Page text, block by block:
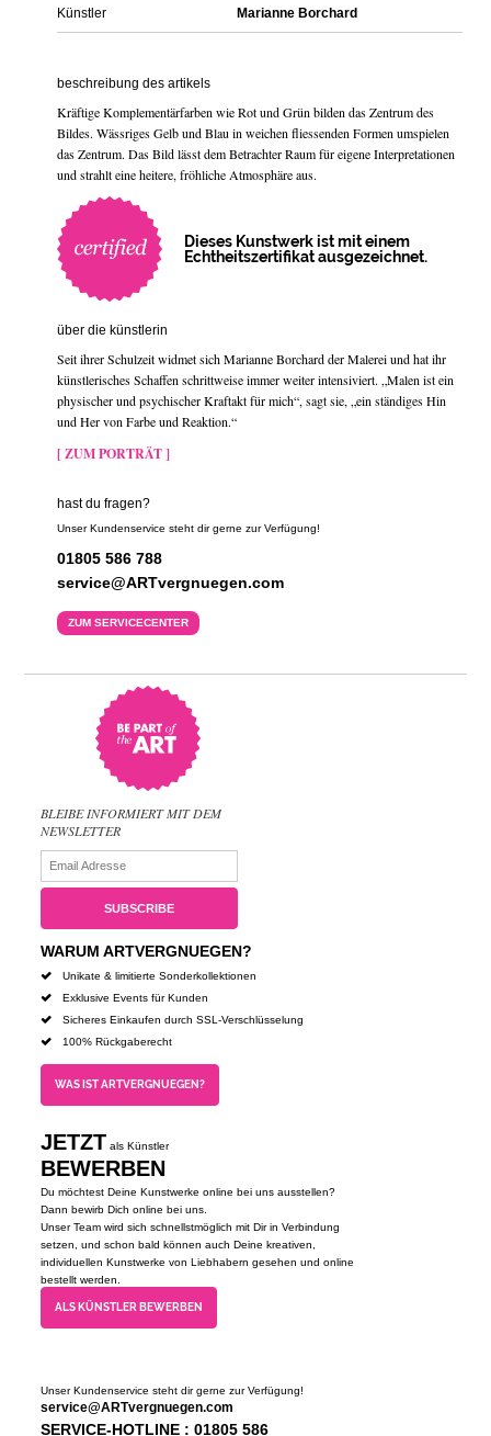
Künstler Marianne Borchard
beschreibung des artikels
Kräftige Komplementärfarben wie Rot und Grün bilden das Zentrum des
Bildes. Wässriges Gelb und Blau in weichen fliessenden Formen umspielen
das Zentrum. Das Bild lässt dem Betrachter Raum für eigene Interpretationen
und strahlt eine heitere, fröhliche Atmosphäre aus.
Dieses Kunstwerk ist mit einem
Echtheitszertifikat ausgezeichnet.
über die künstlerin
Seit ihrer Schulzeit widmet sich Marianne Borchard der Malerei und hat ihr
künstlerisches Schaffen schrittweise immer weiter intensiviert. „Malen ist ein
physischer und psychischer Kraftakt für mich“, sagt sie, „ein ständiges Hin
und Her von Farbe und Reaktion.“
[ ZUM PORTRÄT ]
hast du fragen?
Unser Kundenservice steht dir gerne zur Verfügung!
01805 586 788
service@ARTvergnuegen.com
ZUM SERVICECENTER
BLEIBE INFORMIERT MIT DEM
NEWSLETTER
WARUM ARTVERGNUEGEN?
Unikate & limitierte Sonderkollektionen
Exklusive Events für Kunden
Sicheres Einkaufen durch SSL-Verschlüsselung
100% Rückgaberecht
WAS IST ARTVERGNUEGEN?
JETZT als Künstler
BEWERBEN
Du möchtest Deine Kunstwerke online bei uns ausstellen?
Dann bewirb Dich online bei uns.
Unser Team wird sich schnellstmöglich mit Dir in Verbindung
setzen, und schon bald können auch Deine kreativen,
individuellen Kunstwerke von Liebhabern gesehen und online
bestellt werden.
ALS KÜNSTLER BEWERBEN
Unser Kundenservice steht dir gerne zur Verfügung!
service@ARTvergnuegen.com
SERVICE-HOTLINE : 01805 586